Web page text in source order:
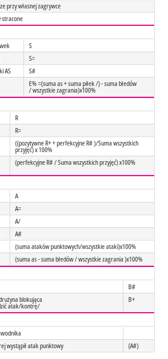
przy własnej zagrywce
stracone
S
S=
AS
S#
E% =(suma as + suma piłek /) - suma błedów
/ wszystkie zagrania)x100%
R
R=
((pozytywne R+ + perfekcyjne R# )/Suma wszystkich
przyjęć) x 100%
(perfekcyjne R# / Suma wszystkich przyjęć) x100%
A
A=
A/
A#
(suma ataków punktowych/wszystkie ataki)x100%
(suma as - suma błedów / wszystkie zagrania )x100%
B#
blokująca
atak/kontrę/
B+
wystąpił atak punktowy (A#)